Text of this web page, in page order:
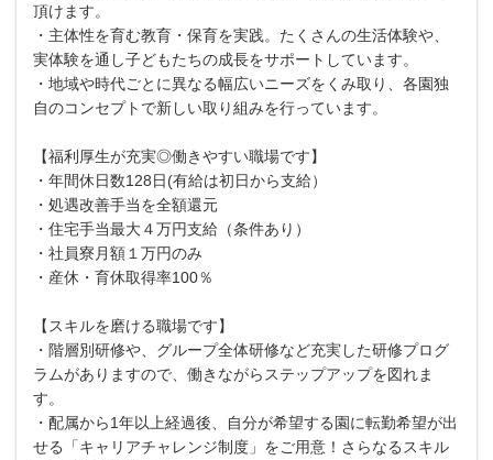
頂けます。
・主体性を育む教育・保育を実践。たくさんの生活体験や、
実体験を通し子どもたちの成長をサポートしています。
・地域や時代ごとに異なる幅広いニーズをくみ取り、各園独
自のコンセプトで新しい取り組みを行っています。
【福利厚生が充実◎働きやすい職場です】
・年間休日数128日(有給は初日から支給）
・処遇改善手当を全額還元
・住宅手当最大４万円支給（条件あり）
・社員寮月額１万円のみ
・産休・育休取得率100％
【スキルを磨ける職場です】
・階層別研修や、グループ全体研修など充実した研修プログ
ラムがありますので、働きながらステップアップを図れま
す。
・配属から1年以上経過後、自分が希望する園に転勤希望が出
せる「キャリアチャレンジ制度」をご用意！さらなるスキル